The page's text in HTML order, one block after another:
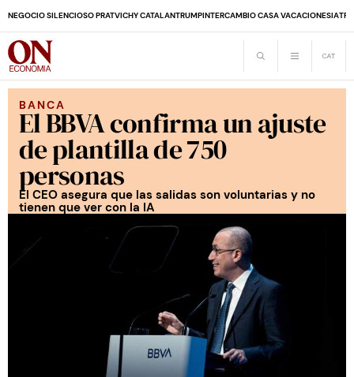
NEGOCIO SILENCIOSO PRATVICHY CATALANTRUMPINTERCAMBIO CASA VACACIONESIA
BANCA
El BBVA confirma un ajuste
de plantilla de 750
personas
El CEO asegura que las salidas son voluntarias y no
tienen que ver con la IA